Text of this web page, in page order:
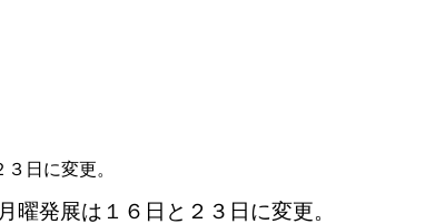
日に変更。
発展は１６日と２３日に変更。